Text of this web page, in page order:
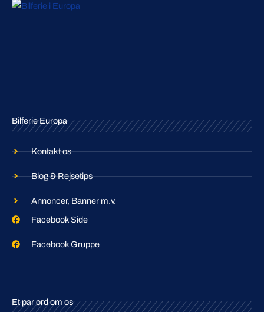
Bilferie Europa
Kontakt os
Blog & Rejsetips
Annoncer, Banner m.v.
Facebook Side
Facebook Gruppe
Et par ord om os